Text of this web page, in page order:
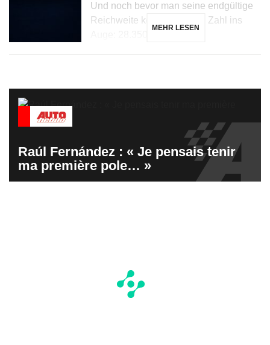
Und noch bevor man seine endgültige
Reichweite kennt, fällt eine Zahl ins
MEHR LESEN
Raúl Fernández : « Je pensais tenir
ma première pole… »